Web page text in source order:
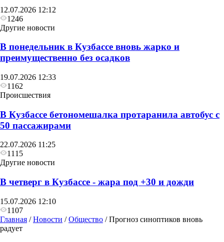
12.07.2026 12:12
1246
Другие новости
В понедельник в Кузбассе вновь жарко и
преимущественно без осадков
19.07.2026 12:33
1162
Происшествия
В Кузбассе бетономешалка протаранила автобус с
50 пассажирами
22.07.2026 11:25
1115
Другие новости
В четверг в Кузбассе - жара под +30 и дожди
15.07.2026 12:10
1107
Главная /Новости /Общество /Прогноз синоптиков вновь
радует